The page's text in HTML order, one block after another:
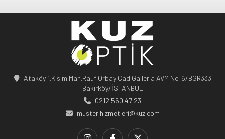
Ataköy 1.Kısım Mah.Rauf Orbay Cad.Galleria AVM No:6/BGR333
Bakırköy/İSTANBUL
0212 560 47 23
musterihizmetleri@kuz.com